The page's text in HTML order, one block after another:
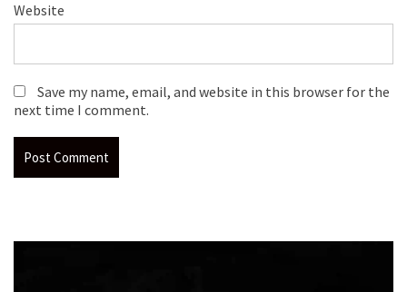
Website
Save my name, email, and website in this browser for the
next time I comment.